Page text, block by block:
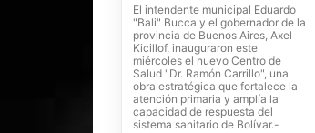
El intendente municipal Eduardo
"Bali" Bucca y el gobernador de la
provincia de Buenos Aires, Axel
Kicillof, inauguraron este
miércoles el nuevo Centro de
Salud "Dr. Ramón Carrillo", una
obra estratégica que fortalece la
atención primaria y amplía la
capacidad de respuesta del
sistema sanitario de Bolívar.-